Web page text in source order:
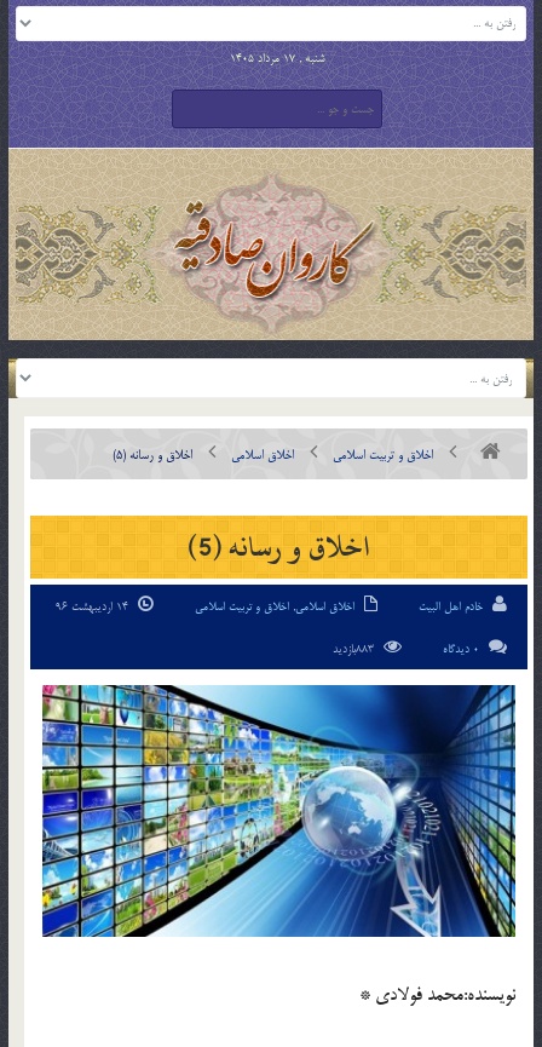
شنبه , 17 مرداد 1405
اخلاق و تربیت اسلامی اخلاق اسلامی اخلاق و رسانه (5)
اخلاق و رسانه (5)
خادم اهل البیت اخلاق اسلامی, اخلاق و تربیت اسلامی
0 دیدگاه
نويسنده:محمد فولادي *